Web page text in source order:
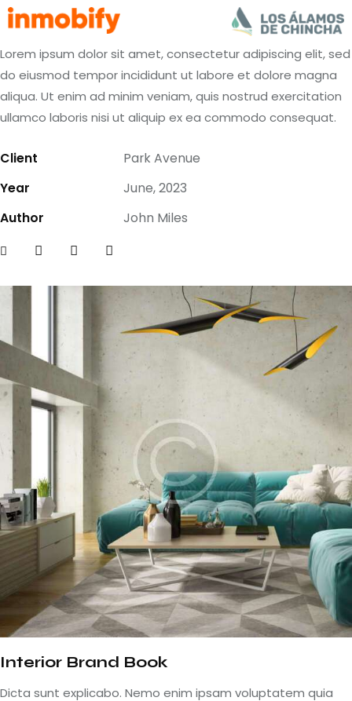
Interior Brand Book
Dicta sunt explicabo. Nemo enim ipsam voluptatem quia
Lorem ipsum dolor sit amet, consectetur adipiscing elit, sed
do eiusmod tempor incididunt ut labore et dolore magna
aliqua. Ut enim ad minim veniam, quis nostrud exercitation
ullamco laboris nisi ut aliquip ex ea commodo consequat.
Client
Park Avenue
Year
June, 2023
Author
John Miles